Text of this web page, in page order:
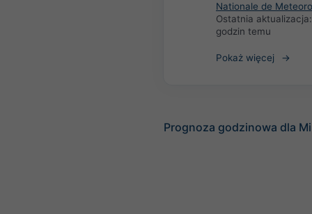
Nationale de
Ostatnia
godzin temu
Pokaż więcej
Prognoza godzinowa dla